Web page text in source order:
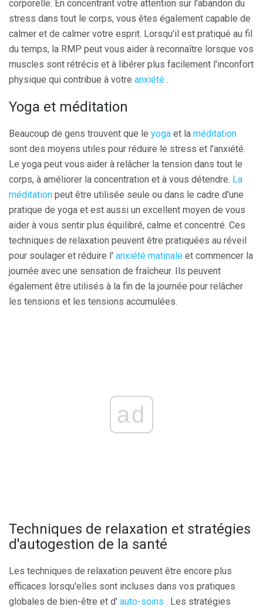
corporelle. En concentrant votre attention sur l'abandon du
stress dans tout le corps, vous êtes également capable de
calmer et de calmer votre esprit. Lorsqu'il est pratiqué au fil
du temps, la RMP peut vous aider à reconnaître lorsque vos
muscles sont rétrécis et à libérer plus facilement l'inconfort
physique qui contribue à votre anxiété .
Yoga et méditation
Beaucoup de gens trouvent que le yoga et la méditation
sont des moyens utiles pour réduire le stress et l'anxiété.
Le yoga peut vous aider à relâcher la tension dans tout le
corps, à améliorer la concentration et à vous détendre. La
méditation peut être utilisée seule ou dans le cadre d'une
pratique de yoga et est aussi un excellent moyen de vous
aider à vous sentir plus équilibré, calme et concentré. Ces
techniques de relaxation peuvent être pratiquées au réveil
pour soulager et réduire l' anxiété matinale et commencer la
journée avec une sensation de fraîcheur. Ils peuvent
également être utilisés à la fin de la journée pour relâcher
les tensions et les tensions accumulées.
ad
Techniques de relaxation et stratégies
d'autogestion de la santé
Les techniques de relaxation peuvent être encore plus
efficaces lorsqu'elles sont incluses dans vos pratiques
globales de bien-être et d' auto-soins . Les stratégies